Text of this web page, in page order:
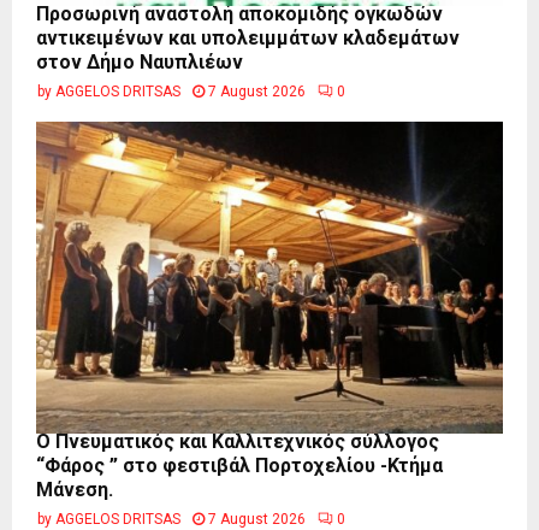
Προσωρινή αναστολή αποκομιδής ογκωδών
αντικειμένων και υπολειμμάτων κλαδεμάτων
στον Δήμο Ναυπλιέων
by AGGELOS DRITSAS 7 August 2026 0
Ο Πνευματικός και Καλλιτεχνικός σύλλογος
“Φάρος ” στο φεστιβάλ Πορτοχελίου -Κτήμα
Μάνεση.
by AGGELOS DRITSAS 7 August 2026 0